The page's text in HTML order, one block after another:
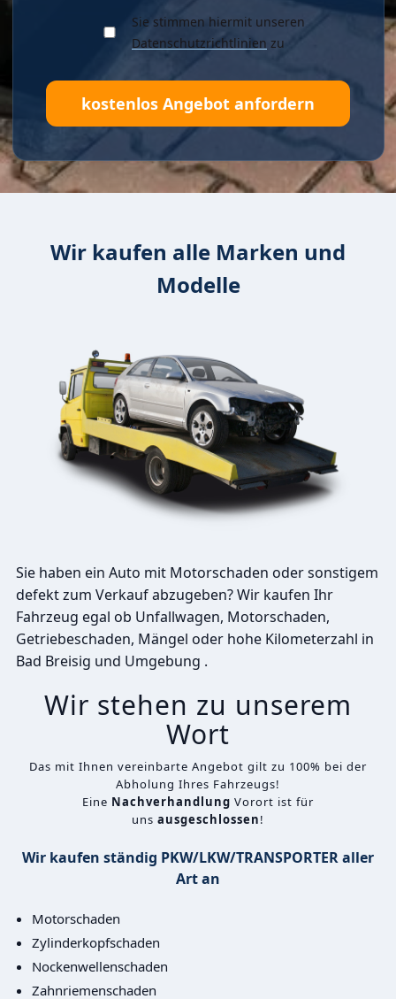
Sie stimmen hiermit unseren
Datenschutzrichtlinien zu
Wir kaufen alle Marken und
Modelle
Sie haben ein Auto mit Motorschaden oder sonstigem
defekt zum Verkauf abzugeben? Wir kaufen Ihr
Fahrzeug egal ob Unfallwagen, Motorschaden,
Getriebeschaden, Mängel oder hohe Kilometerzahl in
Bad Breisig und Umgebung .
Wir stehen zu unserem
Wort
Das mit Ihnen vereinbarte Angebot gilt zu 100% bei der
Abholung Ihres Fahrzeugs!
Eine Nachverhandlung Vorort ist für
uns ausgeschlossen!
Wir kaufen ständig PKW/LKW/TRANSPORTER aller
Art an
Motorschaden
Zylinderkopfschaden
Nockenwellenschaden
Zahnriemenschaden